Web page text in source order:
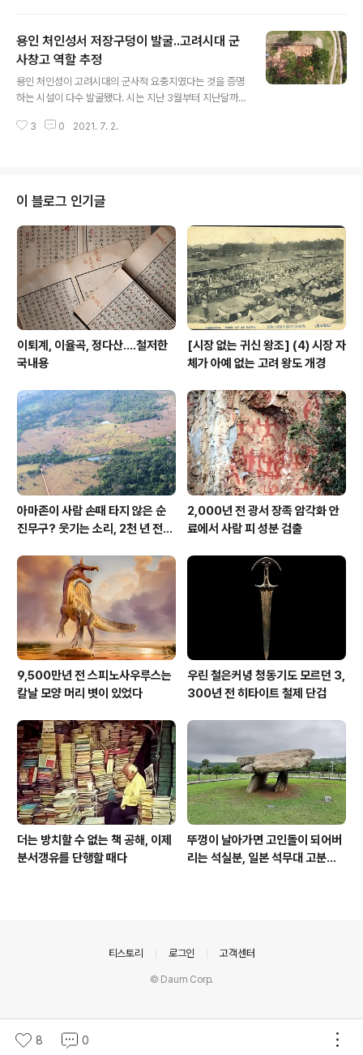
사람들에게는 연구사가 신기한 모양이다. 6급 상당이고 연
구관은 지자체에서는 과장 보직을 받는 5급 대우라고 얘기
해준다. 근데 이런 얘기를 듣는 상대방은 뭐 그런 이상한 직
렬이 다 있냐는 표정이 대부분이며, 어쨌든 본인들보다 높
은 대우에 실망하는 눈치다. 연구직 공무원 직급체계에 대
한 궁금증(why 6급 상당?) 연구직 공무원 직급체계에 대
용인 처인성서 저장구덩이 발굴..고려시대 군
사창고 역할 추정
용인 처인성이 고려시대의 군사적 요충지였다는 것을 증명
하는 시설이 다수 발굴됐다. 시는 지난 3월부터 지난달까
정밀발굴조사 결과, 군수물자를 보관하는 창고와 저장구덩
난 1999년부터 처인성의 내부시설을 파악하고 문화재적
가치를 규명하기 위한 시굴조사를 3차례에 걸쳐 진행했다.
이번 정말발굴조사는 지난해 3~5월 진행된 3차 시굴조사
에서 고려시대 유물이 다수 출토됨에 따라 이를 명확하게
확인하기 위해 실시했다. 정밀발굴조사에서는 군수물자를
저장하는 창고로 보이는 건물지와 군량미 등을..
3 0 2021. 7. 2.
이 블로그 인기글
이퇴계, 이율곡, 정다산....철저한
국내용
[시장 없는 귀신 왕조] (4) 시장 자
체가 아예 없는 고려 왕도 개경
아마존이 사람 손때 타지 않은 순
진무구? 웃기는 소리, 2천 년 전에
2,000년 전 광서 장족 암각화 안
료에서 사람 피 성분 검출
9,500만년 전 스피노사우루스는
칼날 모양 머리 볏이 있었다
우린 철은커녕 청동기도 모르던 3,
300년 전 히타이트 철제 단검
더는 방치할 수 없는 책 공해, 이제
분서갱유를 단행할 때다
뚜껑이 날아가면 고인돌이 되어버
리는 석실분, 일본 석무대 고분의
8 0
티스토리 로그인 고객센터
© Daum Corp.